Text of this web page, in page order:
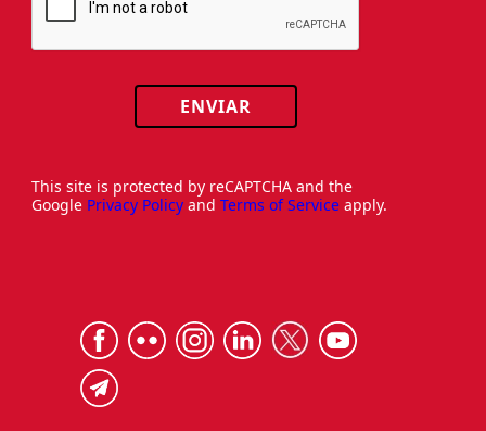
ENVIAR
This site is protected by reCAPTCHA and the
Google Privacy Policy and Terms of Service apply.